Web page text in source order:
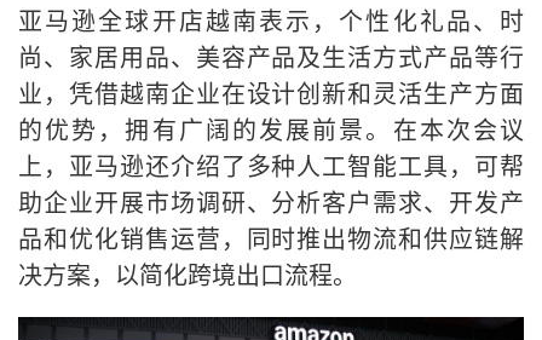
亚马逊全球开店越南表示，个性化礼品、时
尚、家居用品、美容产品及生活方式产品等行
业，凭借越南企业在设计创新和灵活生产方面
的优势，拥有广阔的发展前景。在本次会议
上，亚马逊还介绍了多种人工智能工具，可帮
助企业开展市场调研、分析客户需求、开发产
品和优化销售运营，同时推出物流和供应链解
决方案，以简化跨境出口流程。